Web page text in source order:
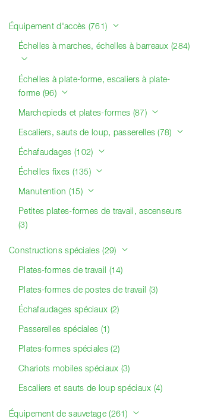
Catégories de produits
Équipement d'accès (761)
Échelles à marches, échelles à barreaux (284)
Échelles à plate-forme, escaliers à plate-
forme (96)
Marchepieds et plates-formes (87)
Escaliers, sauts de loup, passerelles (78)
Échafaudages (102)
Échelles fixes (135)
Manutention (15)
Petites plates-formes de travail, ascenseurs
(3)
Constructions spéciales (29)
Plates-formes de travail (14)
Plates-formes de postes de travail (3)
Échafaudages spéciaux (2)
Passerelles spéciales (1)
Plates-formes spéciales (2)
Chariots mobiles spéciaux (3)
Escaliers et sauts de loup spéciaux (4)
Équipement de sauvetage (261)